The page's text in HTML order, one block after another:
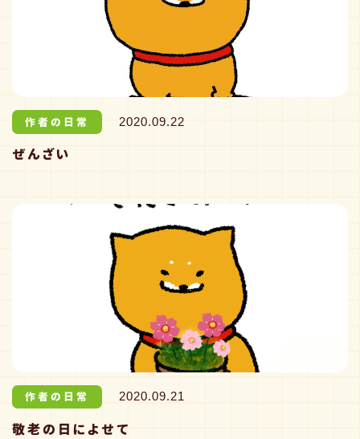
作者の日常 2020.09.22
ぜんざい
作者の日常 2020.09.21
敬老の日によせて